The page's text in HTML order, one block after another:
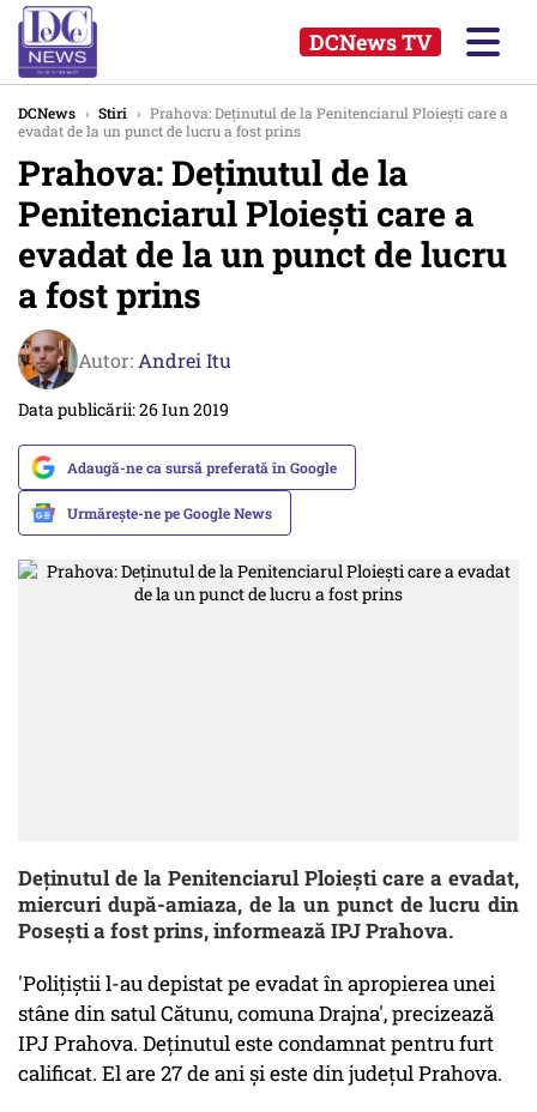
DCNews TV
DCNews › Stiri › Prahova: Deţinutul de la Penitenciarul Ploieşti care a
evadat de la un punct de lucru a fost prins
Prahova: Deţinutul de la
Penitenciarul Ploieşti care a
evadat de la un punct de lucru
a fost prins
Autor: Andrei Itu
Data publicării: 26 Iun 2019
Adaugă-ne ca sursă preferată în Google
Urmărește-ne pe Google News
Deţinutul de la Penitenciarul Ploieşti care a evadat,
miercuri după-amiaza, de la un punct de lucru din
Poseşti a fost prins, informează IPJ Prahova.
'Poliţiştii l-au depistat pe evadat în apropierea unei
stâne din satul Cătunu, comuna Drajna', precizează
IPJ Prahova. Deţinutul este condamnat pentru furt
calificat. El are 27 de ani şi este din judeţul Prahova.